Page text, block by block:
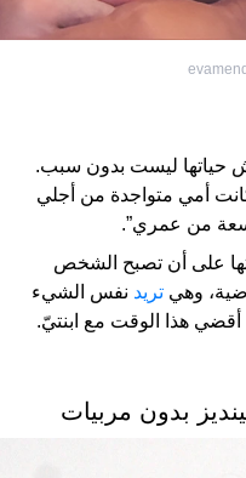
حياتها ليست بدون سبب.
أمي متواجدة من أجلي
من عمري”.
على أن تصبح الشخص
وهي تريد نفس الشيء
أقضي هذا الوقت مع ابنتيّ.
بدون مربيات